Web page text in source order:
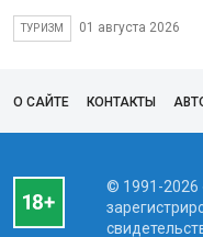
ТУРИЗМ 01 августа 2026
О САЙТЕ КОНТАКТЫ
© 1991-2026